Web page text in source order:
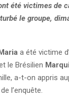
été victimes de
le groupe,
a été victime
le Brésilien
a-t-on appris
l’enquête.